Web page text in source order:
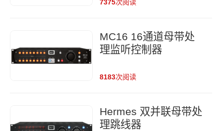
7375次阅读
MC16 16通道母带处
理监听控制器
8183次阅读
Hermes 双并联母带处
理跳线器